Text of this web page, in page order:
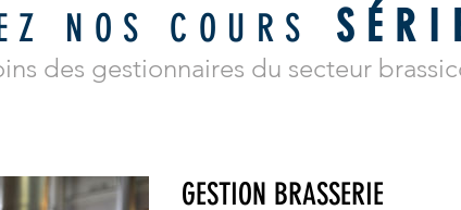
NOS COURS
des gestionnaires du secteur
GESTION BRASSERIE